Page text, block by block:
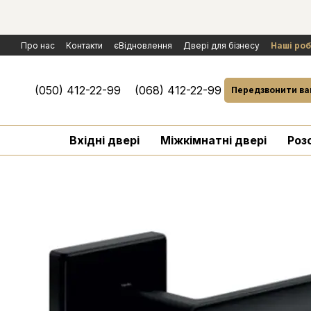
Про нас Контакти єВідновлення Двері для бізнесу
Наші
Політика конфіденційності
Обмін та повернення
Договір
(050) 412-22-99 (068) 412-22-99 Передзвонити
Вхідні двері Міжкімнатні двері